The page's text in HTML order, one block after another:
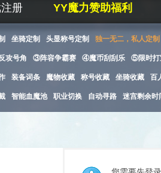
册 YY魔力赞助福利
坐骑定制 头显称号定制 独一无二，私人定制
攻号角 ③阵容争霸赛 ④魔币刮刮乐 ⑤限时打
装备词条 魔物收藏 称号收藏 坐骑收藏 百
智能血魔池 职业切换 自动寻路 迷宫剩余时